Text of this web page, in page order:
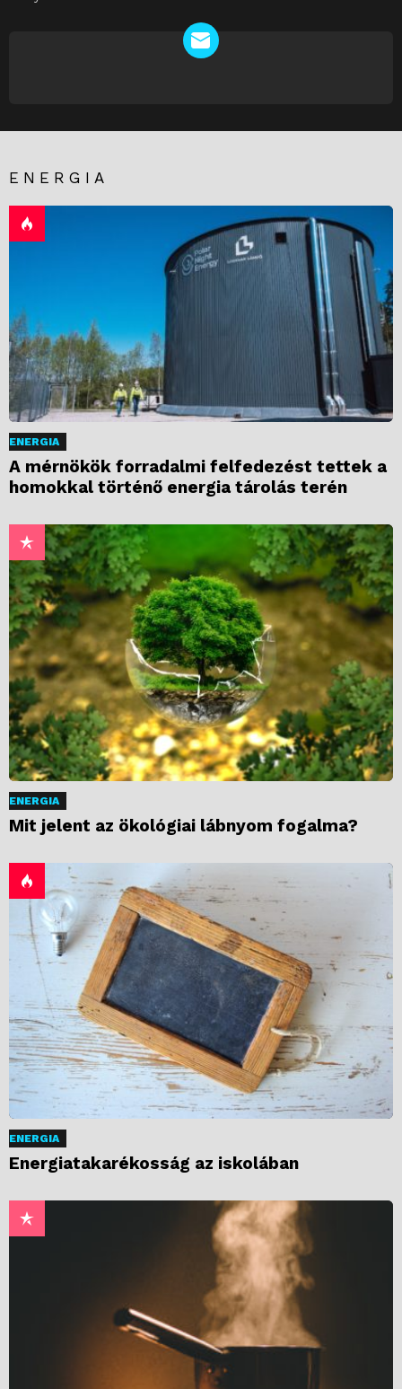
ENERGIA
ENERGIA
A mérnökök forradalmi felfedezést tettek a
homokkal történő energia tárolás terén
ENERGIA
Mit jelent az ökológiai lábnyom fogalma?
ENERGIA
Energiatakarékosság az iskolában